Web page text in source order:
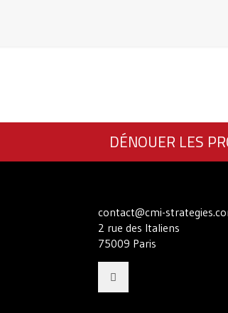
DÉNOUER LES
contact@cmi-
2 rue des Italiens
75009 Paris